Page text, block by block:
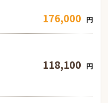
176,000 円
118,100 円